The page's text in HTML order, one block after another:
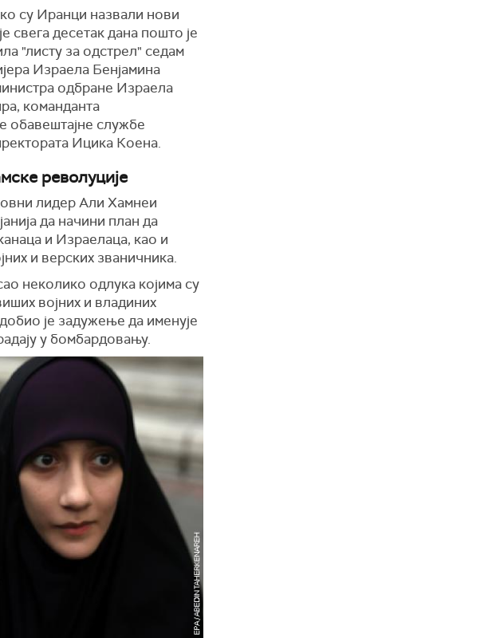
су Иранци назвали нови
свега десетак дана пошто је
"листу за одстрел" седам
Израела Бенјамина
одбране Израела
команданта
обавештајне службе
Ицика Коена.
револуције
лидер Али Хамнеи
да начини план да
и Израелаца, као и
и верских званичника.
неколико одлука којима су
војних и владиних
је задужење да именује
у бомбардовању.